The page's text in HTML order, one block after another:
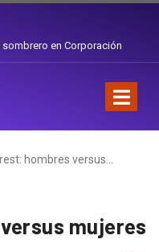
sombrero en Corporación
hombres versus…
mujeres